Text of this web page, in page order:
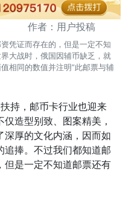
作者：用户投稿
凭证而存在的，但是一定不知
大战时，俄国因辅币缺乏，就
相同的数值并注明”此邮票与辅
持，邮币卡行业也迎来
造型别致、图案精美，
深厚的文化内涵，因而如
追捧。不过我们都知道邮
但是一定不知道邮票还有